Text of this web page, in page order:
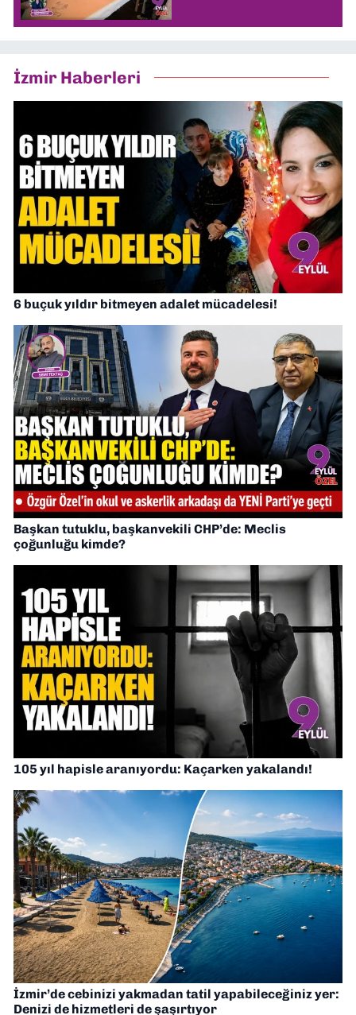
İzmir Haberleri
6 buçuk yıldır bitmeyen adalet mücadelesi!
Başkan tutuklu, başkanvekili CHP’de: Meclis
çoğunluğu kimde?
105 yıl hapisle aranıyordu: Kaçarken yakalandı!
İzmir’de cebinizi yakmadan tatil yapabileceğiniz yer:
Denizi de hizmetleri de şaşırtıyor